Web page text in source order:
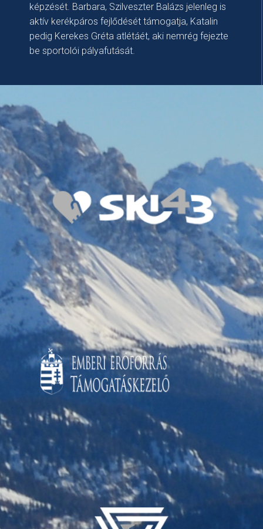
képzését. Barbara, Szilveszter Balázs jelenleg is
aktív kerékpáros fejlődését támogatja, Katalin
pedig Kerekes Gréta atlétáét, aki nemrég fejezte
be sportolói pályafutását.